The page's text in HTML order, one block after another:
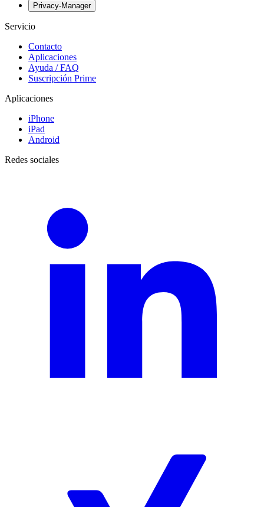
Privacy-Manager
Servicio
Contacto
Aplicaciones
Ayuda / FAQ
Suscripción Prime
Aplicaciones
iPhone
iPad
Android
Redes sociales